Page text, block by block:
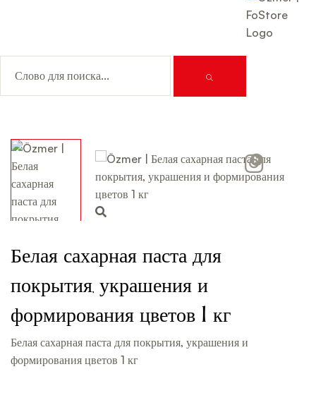
Video
Белая сахарная паста для
покрытия, украшения и
формирования цветов 1 кг
Белая сахарная паста для покрытия, украшения и
формирования цветов 1 кг